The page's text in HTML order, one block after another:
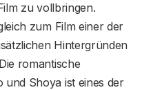
zu vollbringen.
zum Film einer der
Hintergründen
romantische
und Shoya ist eines der